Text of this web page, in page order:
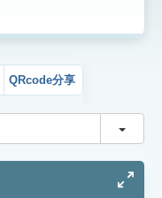
QRcode分享
切換